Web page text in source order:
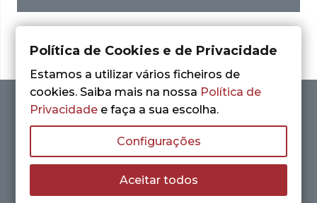
Política de Cookies e de Privacidade
Estamos a utilizar vários ficheiros de
cookies. Saiba mais na nossa Política de
Privacidade e faça a sua escolha.
Configurações
Aceitar todos